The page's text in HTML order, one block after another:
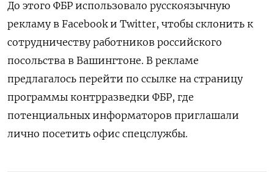
До этого ФБР использовало русскоязычную
рекламу в Facebook и Twitter, чтобы склонить к
сотрудничеству работников российского
посольства в Вашингтоне. В рекламе
предлагалось перейти по ссылке на страницу
программы контрразведки ФБР, где
потенциальных информаторов приглашали
лично посетить офис спецслужбы.